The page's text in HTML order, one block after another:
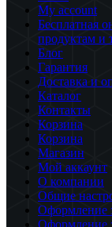
My account
Бесплатная
продуктам и
Блог
Гарантия
Доставка и
Каталог
Контакты
Корзина
Корзина
Магазин
Мой аккаунт
О компании
Общие
Оформление
Оформление